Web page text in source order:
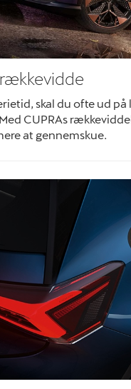
skal du ofte ud
CUPRAs
at gennemskue.